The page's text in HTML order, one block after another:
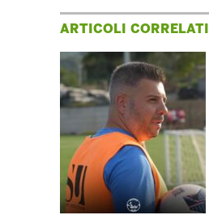
ARTICOLI CORRELATI